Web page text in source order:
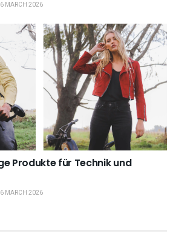
MARCH 2026
Produkte für Technik und
MARCH 2026